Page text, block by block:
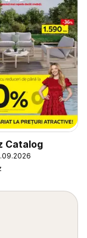
Catalog